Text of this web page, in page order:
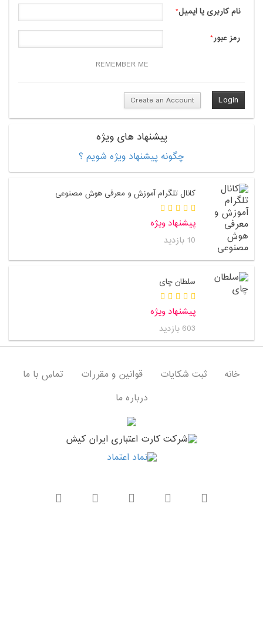
نام کاربری یا ایمیل*
رمز عبور*
REMEMBER ME
Create an Account
پیشنهاد های ویژه
چگونه پیشنهاد ویژه شویم ؟
کانال تلگرام آموزش و معرفی هوش مصنوعی
پیشنهاد ویژه
10 بازدید
سلطان چای
پیشنهاد ویژه
603 بازدید
خانه ثبت شکایات قوانین و مقررات
تماس با ما
درباره ما